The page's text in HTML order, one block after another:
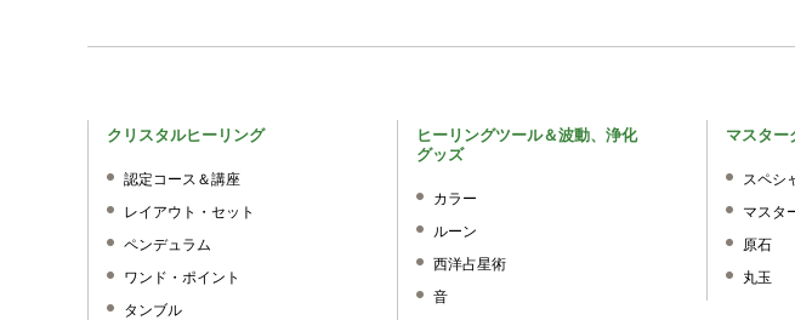
クリスタルヒーリング
認定コース＆講座
レイアウト・セット
ペンデュラム
ワンド・ポイント
タンブル
ヒーリングツール＆波動、浄化
グッズ
カラー
ルーン
西洋占星術
音
マスター
スペシ
マスタ
原石
丸玉